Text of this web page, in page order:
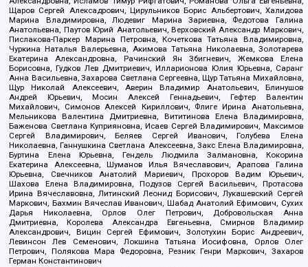
Щаров Сергей Алексадрович, Цирульников Борис Альбертович, Халидова
Марина Владимировна, Людевиг Марина Зариевна, Федотова Галина
Анатольевна, Паутов Юрий Анатольевич, Верховский Александр Маркович,
Пислакова-Паркер Марина Петровна, Кочеткова Татьяна Владимировна,
Чуркина Наталья Валерьевна, Акимова Татьяна Николаевна, Золотарева
Екатерина Александровна, Рачинский Ян Збигневич, Жемкова Елена
Борисовна, Гудков Лев Дмитриевич, Илларионова Юлия Юрьевна, Саранг
Анна Васильевна, Захарова Светлана Сергеевна, Щур Татьяна Михайловна,
Щур Николай Алексеевич, Аверин Владимир Анатольевич, Блинушов
Андрей Юрьевич, Мосин Алексей Геннадьевич, Гефтер Валентин
Михайлович, Симонов Алексей Кириллович, Флиге Ирина Анатольевна,
Мельникова Валентина Дмитриевна, Вититинова Елена Владимировна,
Баженова Светлана Куприяновна, Исаев Сергей Владимирович, Максимов
Сергей Владимирович, Беляев Сергей Иванович, Голубева Елена
Николаевна, Ганнушкина Светлана Алексеевна, Закс Елена Владимировна,
Буртина Елена Юрьевна, Гендель Людмила Залмановна, Кокорина
Екатерина Алексеевна, Шуманов Илья Вячеславович, Арапова Галина
Юрьевна, Свечников Анатолий Мариевич, Прохоров Вадим Юрьевич,
Шахова Елена Владимировна, Подузов Сергей Васильевич, Протасова
Ирина Вячеславовна, Литинский Леонид Борисович, Лукашевский Сергей
Маркович, Бахмин Вячеслав Иванович, Шабад Анатолий Ефимович, Сухих
Дарья Николаевна, Орлов Олег Петрович, Добровольская Анна
Дмитриевна, Королева Александра Евгеньевна, Смирнов Владимир
Александрович, Вицин Сергей Ефимович, Золотухин Борис Андреевич,
Левинсон Лев Семенович, Локшина Татьяна Иосифовна, Орлов Олег
Петрович, Полякова Мара Федоровна, Резник Генри Маркович, Захаров
Герман Константинович